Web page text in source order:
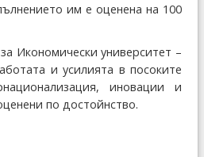
им е оценена на 100
Икономически университет –
и усилията в посоките
иновации и
по достойнство.